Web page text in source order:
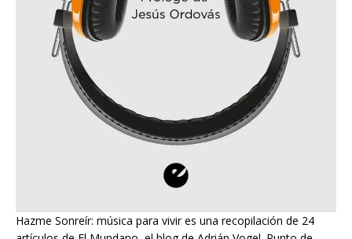
Hazme Sonreír: música para vivir es una recopilación de 24